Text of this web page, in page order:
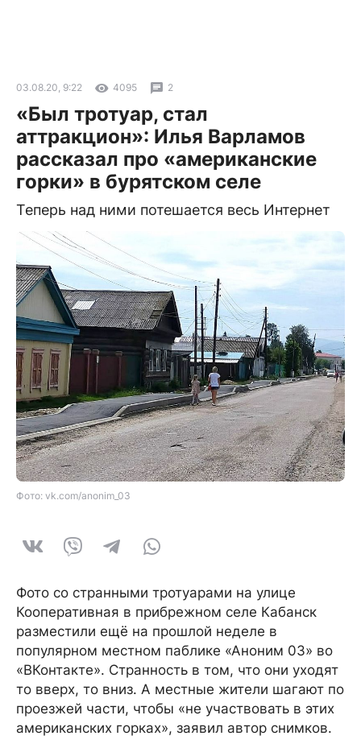
03.08.20, 9:22 4095 2
«Был тротуар, стал
аттракцион»: Илья Варламов
рассказал про «американские
горки» в бурятском селе
Теперь над ними потешается весь Интернет
Фото: vk.com/anonim_03
Фото со странными тротуарами на улице
Кооперативная в прибрежном селе Кабанск
разместили ещё на прошлой неделе в
популярном местном паблике «Аноним 03» во
«ВКонтакте». Странность в том, что они уходят
то вверх, то вниз. А местные жители шагают по
проезжей части, чтобы «не участвовать в этих
американских горках», заявил автор снимков.